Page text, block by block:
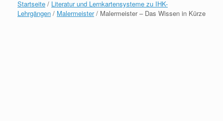
Startseite / Literatur und Lernkartensysteme zu IHK-
Lehrgängen / Malermeister/ Malermeister – Das Wissen in Kürze